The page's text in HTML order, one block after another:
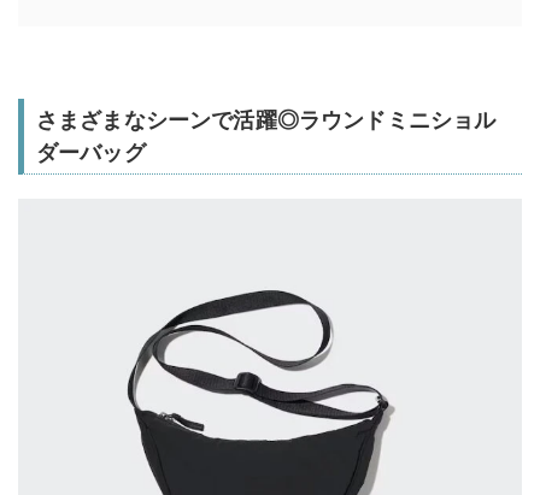
さまざまなシーンで活躍◎ラウンドミニショル
ダーバッグ